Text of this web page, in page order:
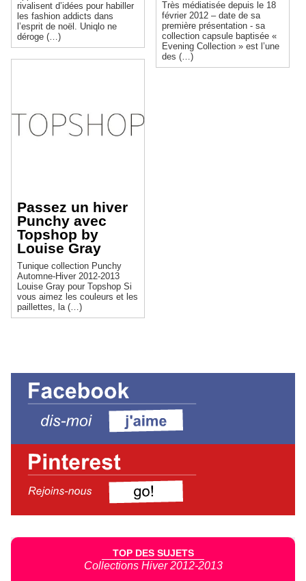
rivalisent d’idées pour habiller
les fashion addicts dans
l’esprit de noël. Uniqlo ne
déroge (…)
Passez un hiver
Punchy avec
Topshop by
Louise Gray
Tunique collection Punchy
Automne-Hiver 2012-2013
Louise Gray pour Topshop Si
vous aimez les couleurs et les
paillettes, la (…)
Très médiatisée depuis le 18
février 2012 – date de sa
première présentation - sa
collection capsule baptisée «
Evening Collection » est l’une
des (…)
TOP DES SUJETS
Collections Hiver 2012-2013